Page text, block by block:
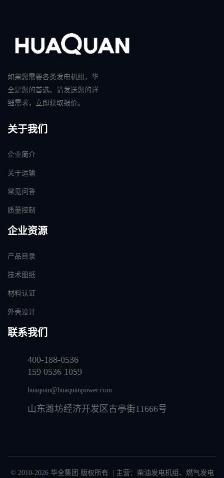
如果您需要各类发电机组，华
全是您的首选。请发送您的详
细需求，立即获取报价。
关于我们
企业简介
关于运输
常见问答
质量控制
企业资源
产品目录
技术图纸
材料认证
外壳设计
联系我们
400-188-0536
159 0536 1059
huaquan@huaquanpower.com
山东潍坊经济开发区古亭街11666号
© 2010-2026 华全集团 版权所有 | 主营： 柴油发电机组 、 燃气发电